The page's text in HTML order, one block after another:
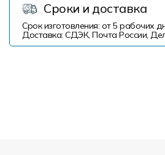
Сроки и доставка
Срок изготовления: от 5 рабочих
Доставка: СДЭК, Почта России,